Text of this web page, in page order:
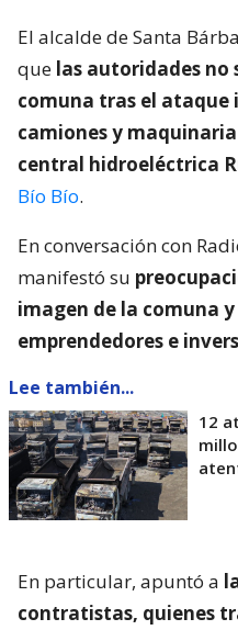
El alcalde de Santa
que las autoridades no
comuna tras el ataque
camiones y maquinaria
central hidroeléctrica
Bío Bío.
En conversación con
manifestó su
imagen de la comuna
emprendedores e
Lee también...
12
En particular, apuntó a
contratistas, quienes